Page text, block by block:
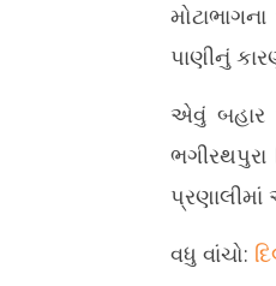
પાણીનું
એવું બહાર
વધુ વાંચો: